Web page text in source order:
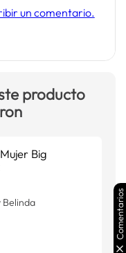
un comentario.
producto
Belinda
Comentarios